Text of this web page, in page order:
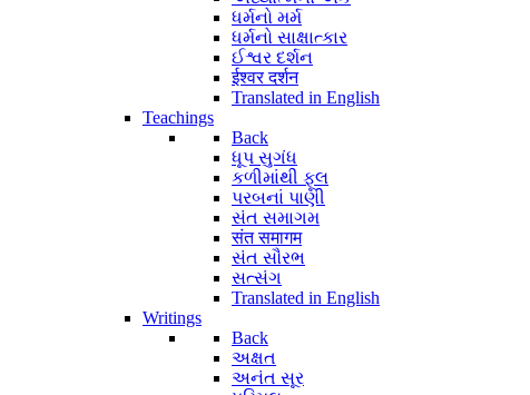
ધર્મનો મર્મ
ધર્મનો સાક્ષાત્કાર
ઈશ્વર દર્શન
ईश्वर दर्शन
Translated in English
Teachings
Back
ધૂપ સુગંધ
કળીમાંથી ફૂલ
પરબનાં પાણી
સંત સમાગમ
संत समागम
સંત સૌરભ
સત્સંગ
Translated in English
Writings
Back
અક્ષત
અનંત સૂર